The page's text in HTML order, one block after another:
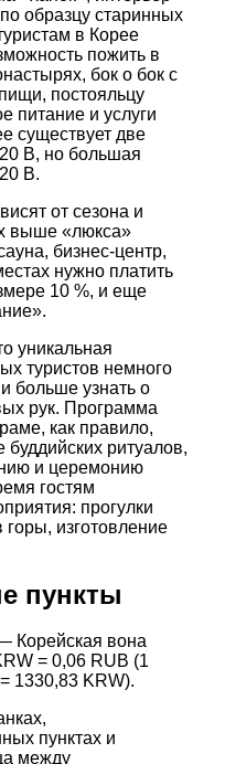
образцу старинных
в Корее
пожить в
бок о бок с
постояльцу
питание и услуги
существует две
В, но большая
В.
от сезона и
выше «люкса»
бизнес-центр,
нужно платить
10 %, и еще
уникальная
туристов немного
больше узнать о
рук. Программа
как правило,
ритуалов,
и церемонию
гостям
прогулки
изготовление
пункты
Корейская вона
= 0,06 RUB (1
1330,83 KRW).
пунктах и
между